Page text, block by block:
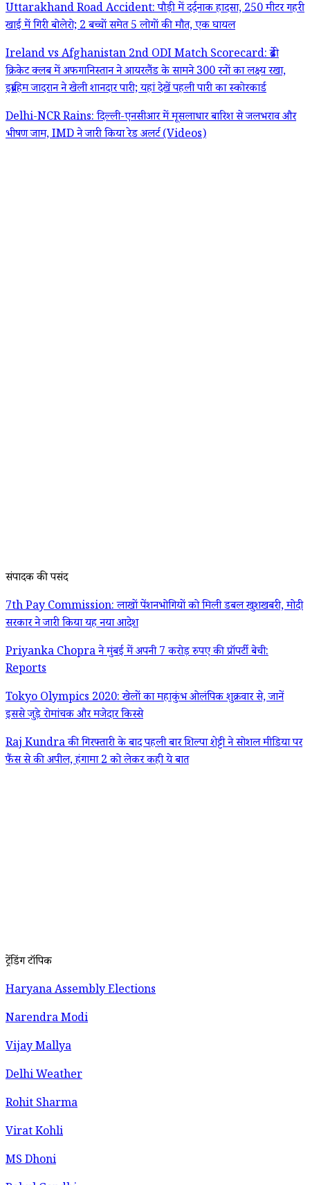
Uttarakhand Road Accident: पौड़ी में दर्दनाक हादसा, 250 मीटर गहरी
खाई में गिरी बोलेरो; 2 बच्चों समेत 5 लोगों की मौत, एक घायल
Ireland vs Afghanistan 2nd ODI Match Scorecard: ब्रेडी
क्रिकेट क्लब में अफगानिस्तान ने आयरलैंड के सामने 300 रनों का लक्ष्य रखा,
इब्राहिम जादरान ने खेली शानदार पारी; यहां देखें पहली पारी का स्कोरकार्ड
Delhi-NCR Rains: दिल्ली-एनसीआर में मूसलाधार बारिश से जलभराव और
भीषण जाम, IMD ने जारी किया रेड अलर्ट (Videos)
संपादक की पसंद
7th Pay Commission: लाखों पेंशनभोगियों को मिली डबल खुशखबरी, मोदी
सरकार ने जारी किया यह नया आदेश
Priyanka Chopra ने मुंबई में अपनी 7 करोड़ रुपए की प्रॉपर्टी बेची:
Reports
Tokyo Olympics 2020: खेलों का महाकुंभ ओलंपिक शुक्रवार से, जानें
इससे जुड़े रोमांचक और मजेदार किस्से
Raj Kundra की गिरफ्तारी के बाद पहली बार शिल्पा शेट्टी ने सोशल मीडिया पर
फैंस से की अपील, हंगामा 2 को लेकर कही ये बात
ट्रेंडिंग टॉपिक
Haryana Assembly Elections
Narendra Modi
Vijay Mallya
Delhi Weather
Rohit Sharma
Virat Kohli
MS Dhoni